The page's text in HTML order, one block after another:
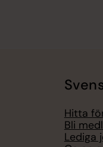
Hitta
Bli
Lediga